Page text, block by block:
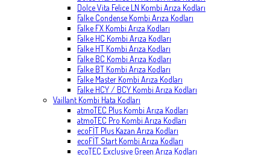
Dolce Vita Felice LN Kombi Arıza Kodları
Falke Condense Kombi Arıza Kodları
Falke FX Kombi Arıza Kodları
Falke HC Kombi Arıza Kodları
Falke HT Kombi Arıza Kodları
Falke BC Kombi Arıza Kodları
Falke BT Kombi Arıza Kodları
Falke Master Kombi Arıza Kodları
Falke HCY / BCY Kombi Arıza Kodları
Vaillant Kombi Hata Kodları
atmoTEC Plus Kombi Arıza Kodları
atmoTEC Pro Kombi Arıza Kodları
ecoFİT Plus Kazan Arıza Kodları
ecoFİT Start Kombi Arıza Kodları
ecoTEC Exclusive Green Arıza Kodları